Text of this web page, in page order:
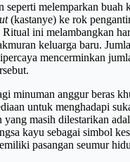
seperti melemparkan buah
(kastanye) ke rok
ini melambangkan
keluarga baru.
mencerminkan
minuman anggur beras
untuk menghadapi
yang masih dilestarikan
kayu sebagai simbol
pasangan seumur